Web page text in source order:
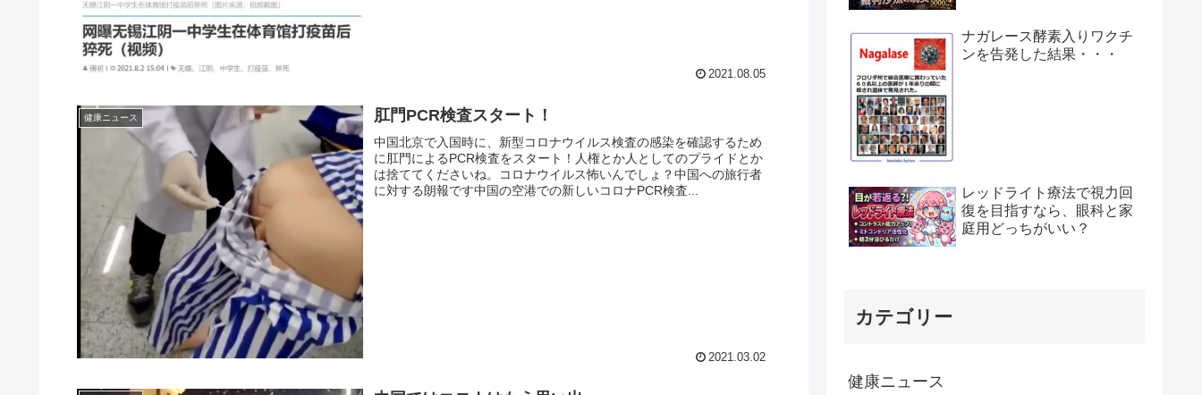
2021.08.05
健康ニュース 肛門PCR検査スタート！
中国北京で入国時に、新型コロナウイルス検査の感染を確認するため
に肛門によるPCR検査をスタート！人権とか人としてのプライドとか
は捨ててくださいね。コロナウイルス怖いんでしょ？中国への旅行者
に対する朗報です中国の空港での新しいコロナPCR検査...
2021.03.02
ナガレース酵素入りワクチ
ンを告発した結果・・・
レッドライト療法で視力回
復を目指すなら、眼科と家
庭用どっちがいい？
カテゴリー
健康ニュース